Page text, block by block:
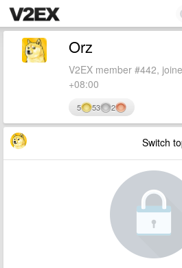
Orz
V2EX member #442,
+08:00
5 53 2
Switch